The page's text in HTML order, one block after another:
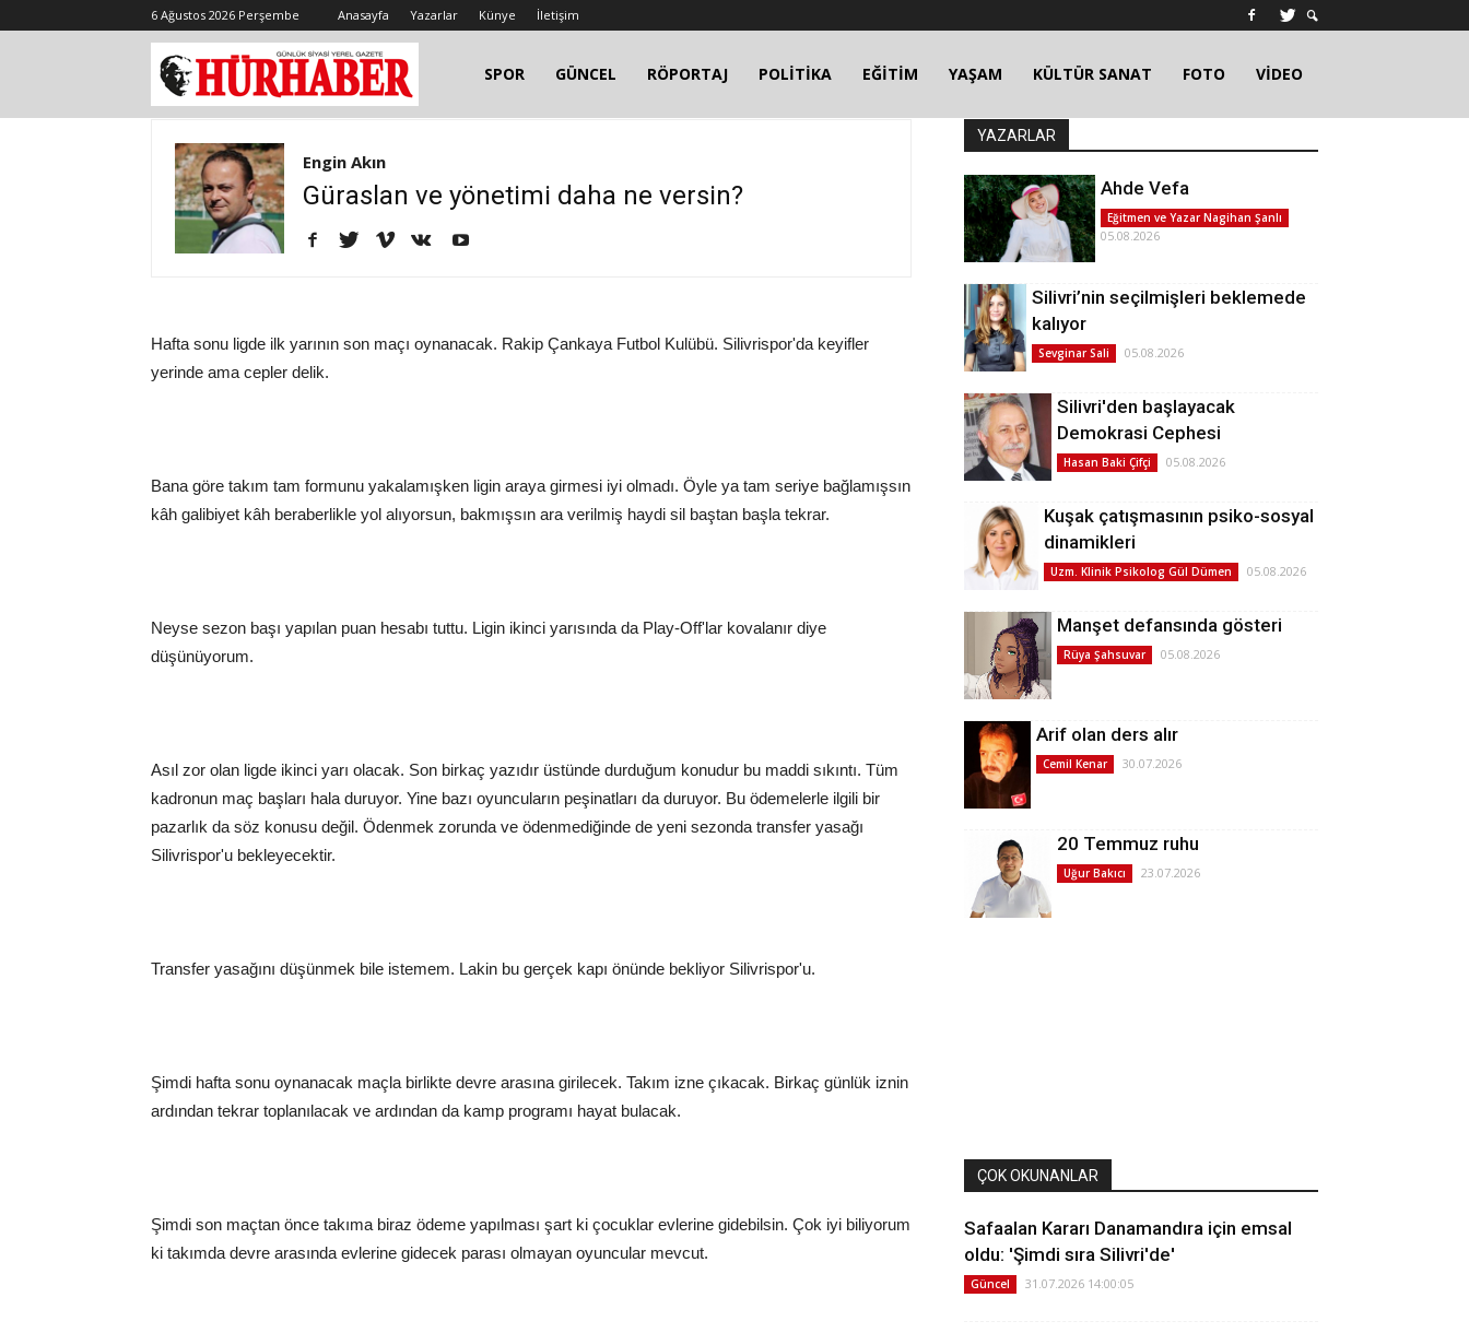
6 Ağustos 2026 Perşembe Anasayfa Yazarlar Künye İletişim
SPOR GÜNCEL RÖPORTAJ POLİTİKA EĞİTİM YAŞAM KÜLTÜR SANAT FOTO VİDEO
Engin Akın
Güraslan ve yönetimi daha ne versin?
Hafta sonu ligde ilk yarının son maçı oynanacak. Rakip Çankaya Futbol Kulübü. Silivrispor'da keyifler
yerinde ama cepler delik.
Bana göre takım tam formunu yakalamışken ligin araya girmesi iyi olmadı. Öyle ya tam seriye bağlamışsın
kâh galibiyet kâh beraberlikle yol alıyorsun, bakmışsın ara verilmiş haydi sil baştan başla tekrar.
Neyse sezon başı yapılan puan hesabı tuttu. Ligin ikinci yarısında da Play-Off'lar kovalanır diye
düşünüyorum.
Asıl zor olan ligde ikinci yarı olacak. Son birkaç yazıdır üstünde durduğum konudur bu maddi sıkıntı. Tüm
kadronun maç başları hala duruyor. Yine bazı oyuncuların peşinatları da duruyor. Bu ödemelerle ilgili bir
pazarlık da söz konusu değil. Ödenmek zorunda ve ödenmediğinde de yeni sezonda transfer yasağı
Silivrispor'u bekleyecektir.
Transfer yasağını düşünmek bile istemem. Lakin bu gerçek kapı önünde bekliyor Silivrispor'u.
Şimdi hafta sonu oynanacak maçla birlikte devre arasına girilecek. Takım izne çıkacak. Birkaç günlük iznin
ardından tekrar toplanılacak ve ardından da kamp programı hayat bulacak.
Şimdi son maçtan önce takıma biraz ödeme yapılması şart ki çocuklar evlerine gidebilsin. Çok iyi biliyorum
ki takımda devre arasında evlerine gidecek parası olmayan oyuncular mevcut.
YAZARLAR
Ahde Vefa
Eğitmen ve Yazar Nagihan Şanlı
05.08.2026
Silivri’nin seçilmişleri beklemede
kalıyor
Sevginar Sali 05.08.2026
Silivri'den başlayacak
Demokrasi Cephesi
Hasan Baki Çifçi 05.08.2026
Kuşak çatışmasının psiko-sosyal
dinamikleri
Uzm. Klinik Psikolog Gül Dümen 05.08.2026
Manşet defansında gösteri
Rüya Şahsuvar 05.08.2026
Arif olan ders alır
Cemil Kenar 30.07.2026
20 Temmuz ruhu
Uğur Bakıcı 23.07.2026
ÇOK OKUNANLAR
Safaalan Kararı Danamandıra için emsal
oldu: 'Şimdi sıra Silivri'de'
Güncel 31.07.2026 14:00:05